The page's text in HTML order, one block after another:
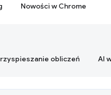
Nowości w Chrome
obliczeń AI